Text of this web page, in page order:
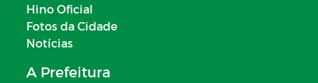
Hino Oficial
Fotos da Cidade
Notícias
A Prefeitura